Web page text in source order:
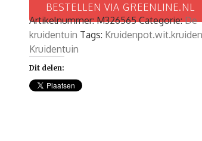
BESTELLEN VIA GREENLINE.NL
Artikelnummer:M326565 Categorie:De
kruidentuin Tags: Kruidenpot.wit.kruiden
Kruidentuin
Dit delen: